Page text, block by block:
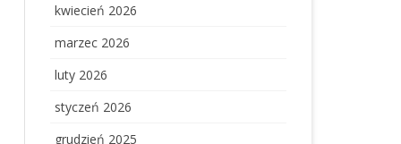
kwiecień 2026
marzec 2026
luty 2026
styczeń 2026
grudzień 2025